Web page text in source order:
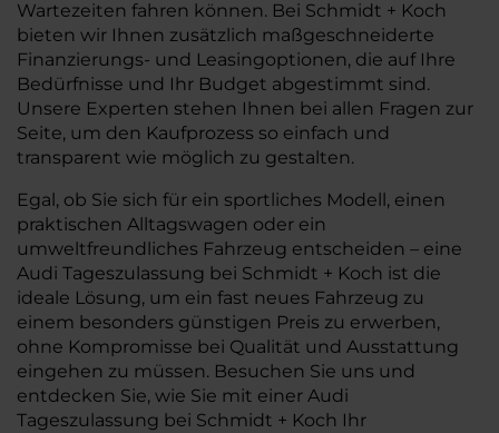
Wartezeiten fahren können. Bei Schmidt + Koch
bieten wir Ihnen zusätzlich maßgeschneiderte
Finanzierungs- und Leasingoptionen, die auf Ihre
Bedürfnisse und Ihr Budget abgestimmt sind.
Unsere Experten stehen Ihnen bei allen Fragen zur
Seite, um den Kaufprozess so einfach und
transparent wie möglich zu gestalten.
Egal, ob Sie sich für ein sportliches Modell, einen
praktischen Alltagswagen oder ein
umweltfreundliches Fahrzeug entscheiden – eine
Audi Tageszulassung bei Schmidt + Koch ist die
ideale Lösung, um ein fast neues Fahrzeug zu
einem besonders günstigen Preis zu erwerben,
ohne Kompromisse bei Qualität und Ausstattung
eingehen zu müssen. Besuchen Sie uns und
entdecken Sie, wie Sie mit einer Audi
Tageszulassung bei Schmidt + Koch Ihr